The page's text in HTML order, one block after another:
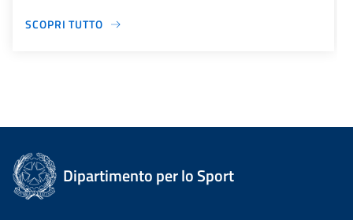
SCOPRI TUTTO
Dipartimento per lo Sport